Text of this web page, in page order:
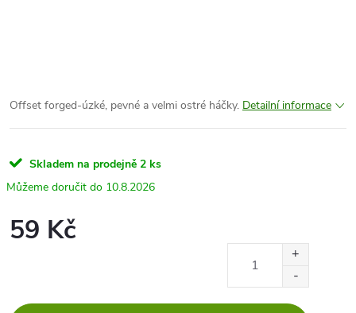
Offset forged-úzké, pevné a velmi ostré háčky. Detailní informace
Skladem na prodejně 2 ks
10.8.2026
59 Kč